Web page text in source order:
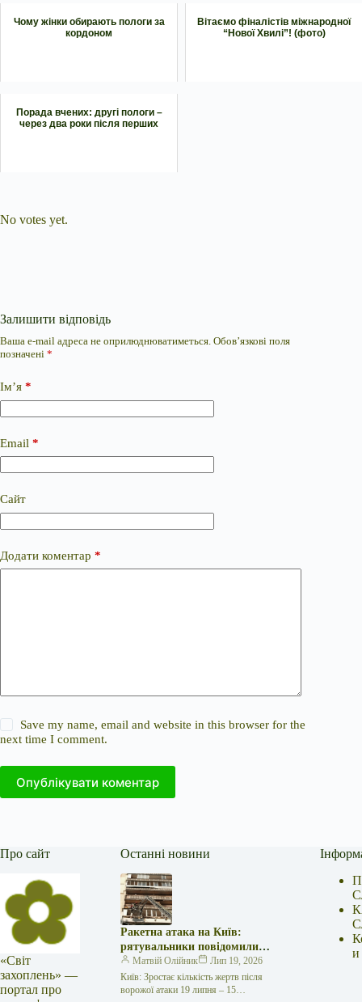
Чому жінки обирають пологи за
кордоном
Вітаємо фіналістів міжнародної
“Нової Хвилі”! (фото)
Порада вчених: другі пологи –
через два роки після перших
No votes yet.
Залишити відповідь
Ваша e-mail адреса не оприлюднюватиметься. Обов’язкові поля
позначені *
Ім’я *
Email *
Сайт
Додати коментар *
Save my name, email and website in this browser for the
next time I comment.
Опублікувати коментар
Про сайт
«Світ
захоплень» —
портал про
Останні новини
Ракетна атака на Київ:
рятувальники повідомили
про 15 поранених
Матвій Олійник
Лип 19, 2026
Київ: Зростає кількість жертв після
ворожої атаки 19 липня – 15
и